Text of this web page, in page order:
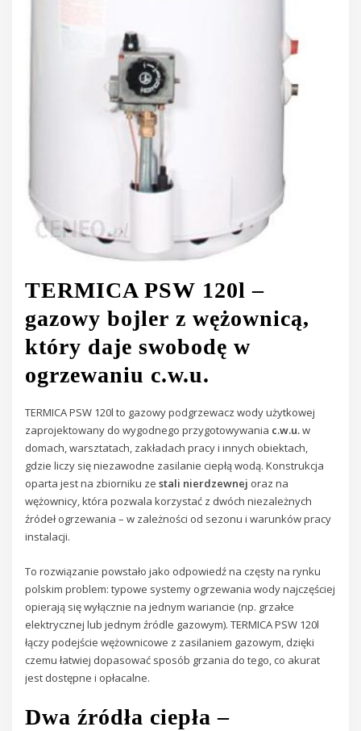
TERMICA PSW 120l –
gazowy bojler z wężownicą,
który daje swobodę w
ogrzewaniu c.w.u.
TERMICA PSW 120l to gazowy podgrzewacz wody użytkowej
zaprojektowany do wygodnego przygotowywania c.w.u.w
domach, warsztatach, zakładach pracy i innych obiektach,
gdzie liczy się niezawodne zasilanie ciepłą wodą. Konstrukcja
oparta jest na zbiorniku zestali nierdzewnej oraz na
wężownicy, która pozwala korzystać z dwóch niezależnych
źródeł ogrzewania – w zależności od sezonu i warunków pracy
instalacji.
To rozwiązanie powstało jako odpowiedź na częsty na rynku
polskim problem: typowe systemy ogrzewania wody najczęściej
opierają się wyłącznie na jednym wariancie (np. grzałce
elektrycznej lub jednym źródle gazowym). TERMICA PSW 120l
łączy podejście wężownicowe z zasilaniem gazowym, dzięki
czemu łatwiej dopasować sposób grzania do tego, co akurat
jest dostępne i opłacalne.
Dwa źródła ciepła –